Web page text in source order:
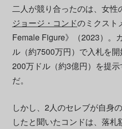
二人が競り合ったのは、女
ジョージ・コンドのミクスト
Female Figure》（2023）。
ル（約7500万円）で入札を
200万ドル（約3億円）を提
だ。
しかし、2人のセレブが自身
したと聞いたコンドは、落